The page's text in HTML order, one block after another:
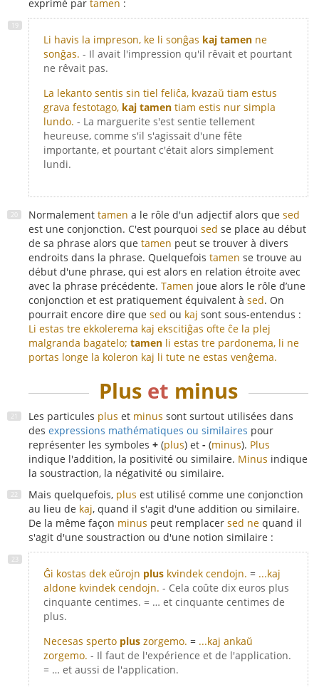
exprimé par tamen :
Li havis la impreson, ke li sonĝas kaj tamen ne
sonĝas. - Il avait l'impression qu'il rêvait et pourtant
ne rêvait pas.
La lekanto sentis sin tiel feliĉa, kvazaŭ tiam estus
grava festotago, kaj tamen tiam estis nur simpla
lundo. - La marguerite s'est sentie tellement
heureuse, comme s'il s'agissait d'une fête
importante, et pourtant c'était alors simplement
lundi.
Normalement tamen a le rôle d'un adjectif alors que sed
est une conjonction. C'est pourquoi sed se place au début
de sa phrase alors que tamen peut se trouver à divers
endroits dans la phrase. Quelquefois tamen se trouve au
début d'une phrase, qui est alors en relation étroite avec
avec la phrase précédente. Tamen joue alors le rôle d’une
conjonction et est pratiquement équivalent à sed. On
pourrait encore dire que sed ou kaj sont sous-entendus :
Li estas tre ekkolerema kaj ekscitiĝas ofte ĉe la plej
malgranda bagatelo; tamen li estas tre pardonema, li ne
portas longe la koleron kaj li tute ne estas venĝema.
Plus et minus
Les particules plus et minus sont surtout utilisées dans
des expressions mathématiques ou similaires pour
représenter les symboles + (plus) et - (minus). Plus
indique l'addition, la positivité ou similaire. Minus indique
la soustraction, la négativité ou similaire.
Mais quelquefois, plus est utilisé comme une conjonction
au lieu de kaj, quand il s'agit d'une addition ou similaire.
De la même façon minus peut remplacer sed ne quand il
s'agit d'une soustraction ou d'une notion similaire :
Ĝi kostas dek eŭrojn plus kvindek cendojn. = ...kaj
aldone kvindek cendojn. - Cela coûte dix euros plus
cinquante centimes. = … et cinquante centimes de
plus.
Necesas sperto plus zorgemo. = ...kaj ankaŭ
zorgemo. - Il faut de l'expérience et de l'application.
= … et aussi de l'application.